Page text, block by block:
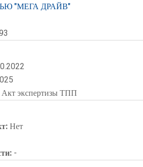
"МЕГА ДРАЙВ"
Акт экспертизы ТПП
Нет
-